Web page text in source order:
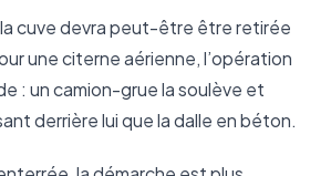
la cuve devra peut-être être retirée
une citerne aérienne, l’opération
: un camion-grue la soulève et
derrière lui que la dalle en béton.